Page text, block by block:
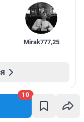
10
Mirak777,25